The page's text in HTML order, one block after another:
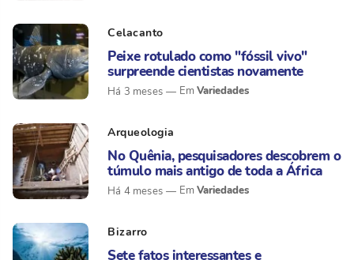
Celacanto
Peixe rotulado como "fóssil vivo"
surpreende cientistas novamente
Há 3 meses Variedades
Arqueologia
No Quênia, pesquisadores descobrem o
túmulo mais antigo de toda a África
Há 4 meses Variedades
Bizarro
Sete fatos interessantes e